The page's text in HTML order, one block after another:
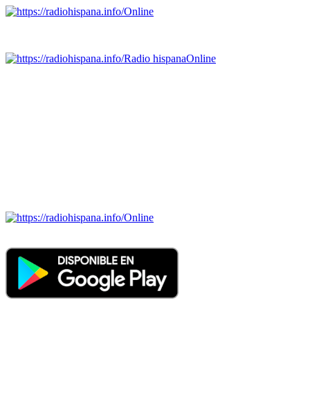
Online
Radio hispanaOnline
Online